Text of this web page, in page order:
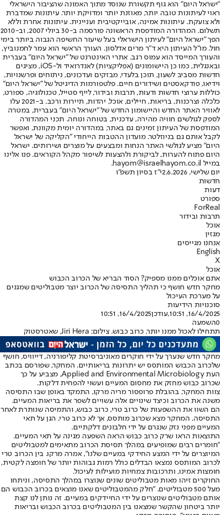
"ישראל היום" הוא גוף תקשורת שנוסד מתוך האמונה שהציבור הישראלי
ראוי לעיתונות טובה יותר, מאוזנת יותר ומדויקת יותר. עיתונות שמדברת
ולא צועקת. עיתונות אמינה, אובייקטיבית ועניינית. עיתונות אחרת וללא
תשלום. המהדורה המודפסת הראשונה פורסמה ב-30 ביולי 2007, וב-2010
הפך "ישראל היום" לעיתון הישראלי בעל שיעור החשיפה הגבוה ביותר בימי
חול. מו"ל העיתון היא ד"ר מרים אדלסון. העורך הראשי הוא עמר לחמנוביץ,
והעורך המייסד הוא עמוס רגב. אתרי האינטרנט של "ישראל היום" בעברית
ובאנגלית, כמו כן היישומונים (אפליקציות) לאנדרואיד ול-iOS, מציגים
חדשות מסביב לשעון, תוכן בלעדי, מבזקים ועדכונים, ניתוחים ופרשנויות,
וידיאו, פודקאסטים ושידורים חיים. פלטפורמות הדיגיטל של "ישראל היום"
כוללות ערוצי חדשות ודעות, תרבות ובידור, לייף סטייל, טכנולוגיה, ספורט,
כלכלה וצרכנות, בריאות, חיילים, אוכל, יהדות, תיירות ורכב. ב-2021 עלו
לאוויר האתר החדש והיישומון החדש של "ישראל היום" בעברית, במטרה
לספק לגולשים חוויה מהירה, עדכנית, בטוחה ונוחה. תכני המהדורה
המודפסת של העיתון זמינים גם באתר, במהדורה יומית מקוונת, ואפשר
לקבל אותם גם בניוזלטר. מועדון ההטבות הייחודי "הקליקה של ישראל
היום" מציע לגולשי האתר הנחות ומבצעים על מוצרים ושירותים. ישראל
היום פתוח להערות, לביקורת ולהצעות לשיפור מקהל הקוראים. פנו אלינו
במייל hayom@israelhayom.co.il.
יום שלישי, 2.6.2026
י"ז בסיון תשפ"ו
חדשות
דעות
ספורט
ForReal
תרבות ובידור
אוכל
מגזין
אנחנו מגייסים
English
X
אוכל
אתם אוכלים ממנו מספיק? הסוד הבריא של הכרוב הכבוש
מחקר חדש חושף כי תהליך התסיסה של הכרוב יוצר מטבוליטים שמגנים
על מערכת העיכול
סוכנויות הידיעות
16/4/2025, 10:51
,עודכן16/4/2025, 10:51
0השמעה
תתחילו לאכול ממנו יותר. כרוב כבוש. צילום: Jiri Hera, שאטרסטוק
מחקר חדש שנערך על ידי חוקרים מאוניברסיטת קליפורניה, דייוויס, חושף
שלכרוב הכבוש המותסס יש יתרונות בריאותיים. המחקר, שפורסם בכתב
העת Applied and Environmental Microbiology, מצביע על כך
שכרוב כבוש מחזק את מחסום המעיים ועשוי להפחית דלקות.
צוות המחקר, בהובלת פרופסור מריה מרקו, התמקד באופן שבו התסיסה
משנה את הכרוב וכיצד שינויים אלה עשויים לשפר את בריאות המעיים.
הם השוו את ההשפעות של כרוב טרי, כרוב כבוש, והתמיסה שנותרת לאחר
התסיסה. המחקר מצא שכרוב מותסס, אך לא כרוב טרי, הגן על תאי
המעיים מפני נזק שנגרם על ידי חלבונים דלקתיים.
התוצאות הראו שרק כרוב כבוש הראה השפעה מגינה על תאי המעיים.
"חומרים רבים שמופיעים במהלך תסיסת הכרוב מתאימים למטבוליטים
המיוצרים על ידי המצע החידקי במעיים שלנו", אמרה מרקו. בין הכרוב טרי
לכרוב המותסס נמצאו הבדלים כולל רמות גבוהות יותר של חומצה לקטית,
חומצות אמינו, ותרכובות צמחיות מועילות לעיכול.
החוקרים זיהו מאות מטבוליטים שונים שנוצרו במהלך התסיסה, וניתחו
מעל 500 מטבוליטים. "חלק מהמטבוליטים שאנו מוצאים בכרוב הכבוש הם
אותם מטבוליטים שנוצרים על ידי החיידקים במעיים. זה נותן לנו קצת
יותר ביטחון שהקשר שמצאנו בין המטבוליטים בכרוב הכבוש ובריאות